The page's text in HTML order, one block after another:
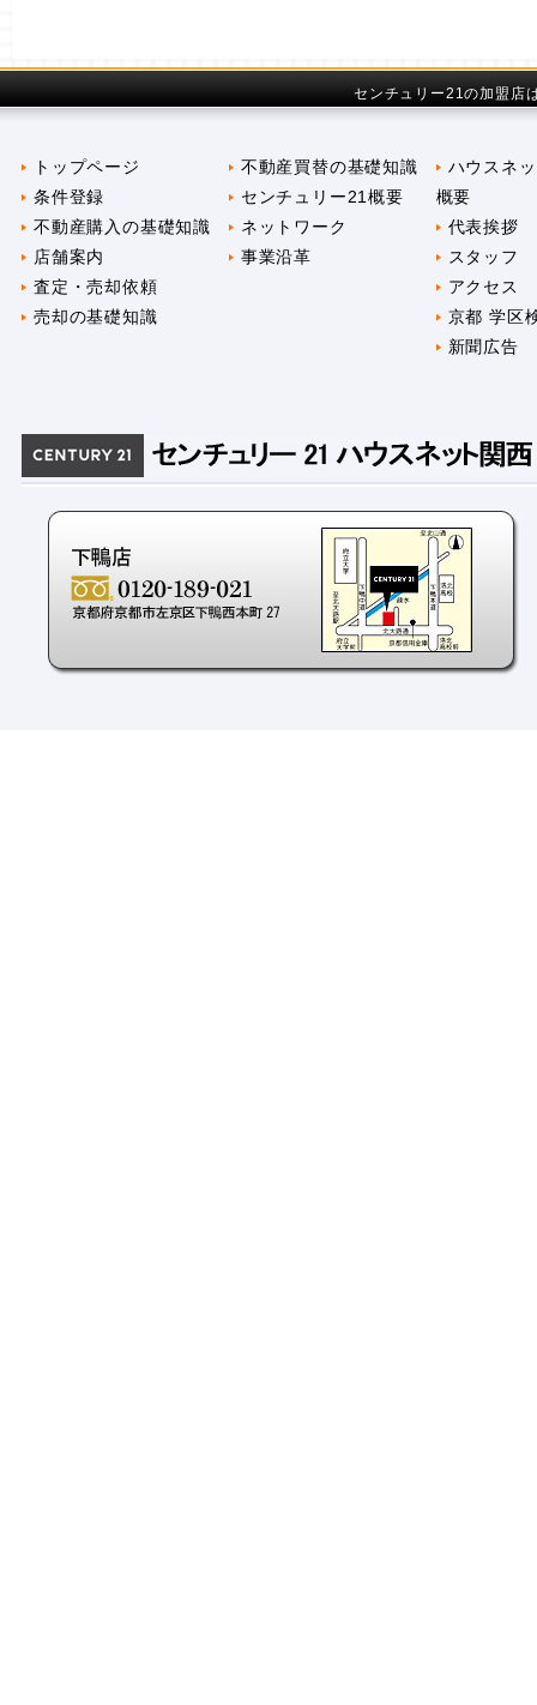
センチュリー21の加盟店
トップページ
条件登録
不動産購入の基礎知識
店舗案内
査定・売却依頼
売却の基礎知識
不動産買替の基礎知識
センチュリー21概要
ネットワーク
事業沿革
ハウスネ
概要
代表挨拶
スタッフ
アクセス
京都 学区
新聞広告